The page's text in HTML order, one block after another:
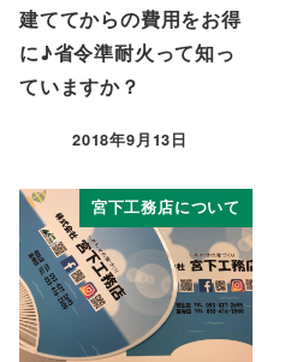
建ててからの費用をお得
に♪省令準耐火って知っ
ていますか？
投稿日
2018年9月13日
宮下工務店について